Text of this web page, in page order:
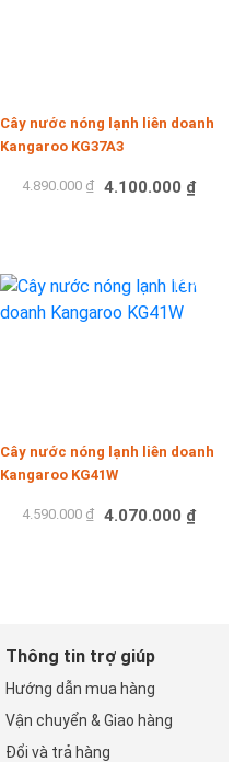
Cây nước nóng lạnh liên doanh
Kangaroo KG37A3
4.890.000 ₫ 4.100.000 ₫
-11%
Cây nước nóng lạnh liên doanh
Kangaroo KG41W
4.590.000 ₫ 4.070.000 ₫
Thông tin trợ giúp
Hướng dẫn mua hàng
Vận chuyển & Giao hàng
Đổi và trả hàng